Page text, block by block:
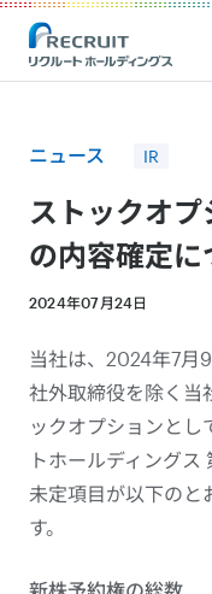
Recruit Holdings
ニュース IR
ストックオプ
の内容確定に
2024年07月24日
当社は、2024年7月
社外取締役を除く当
ックオプションとし
トホールディング
未定項目が以下のと
す。